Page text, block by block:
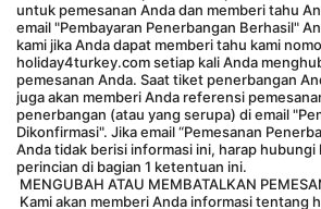
untuk pemesanan Anda dan memberi tahu
email "Pembayaran Penerbangan Berhasil"
kami jika Anda dapat memberi tahu kami
holiday4turkey.com setiap kali Anda
pemesanan Anda. Saat tiket penerbangan
juga akan memberi Anda referensi
penerbangan (atau yang serupa) di email
Dikonfirmasi". Jika email “Pemesanan
Anda tidak berisi informasi ini, harap hubungi
perincian di bagian 1 ketentuan ini.
MENGUBAH ATAU MEMBATALKAN